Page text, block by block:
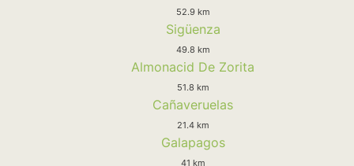
52.9 km
Sigüenza
49.8 km
Almonacid De Zorita
51.8 km
Cañaveruelas
21.4 km
Galapagos
41 km